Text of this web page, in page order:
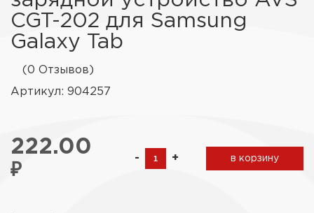
CGT-202 для Samsung
Galaxy Tab
(0 Отзывов)
Артикул: 904257
222.00
₽
- + в корзину